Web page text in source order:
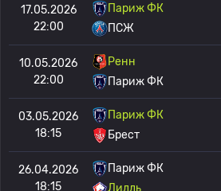
17.05.2026
22:00
Париж ФК
ПСЖ
10.05.2026
22:00
Ренн
Париж ФК
03.05.2026
18:15
Париж ФК
Брест
26.04.2026
18:15
Париж ФК
Лилль